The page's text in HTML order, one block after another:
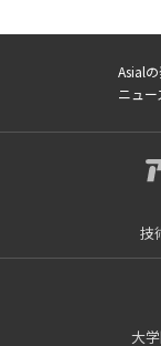
Asial
ニュ
技
大